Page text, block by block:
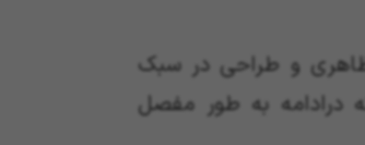
و طراحی در سبک
درادامه به طور مفصل